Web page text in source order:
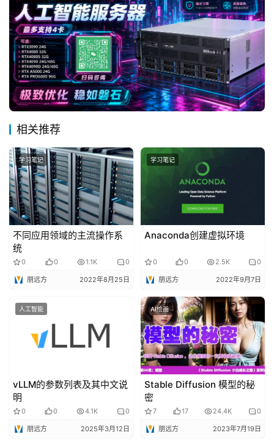
相关推荐
学习笔记
不同应用领域的主流操作系
统
0 0 1.1K 0
朋远方 2022年8月25日
学习笔记
Anaconda创建虚拟环境
0 0 2.5K 0
朋远方 2022年9月7日
人工智能
vLLM的参数列表及其中文说
明
0 0 4.1K 0
朋远方 2025年3月12日
AI绘画
Stable Diffusion 模型的秘
密
7 17 24.4K 0
朋远方 2023年7月19日